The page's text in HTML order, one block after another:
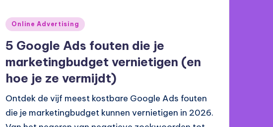
Geplaatst
Online Advertising
5 Google Ads fouten die je
marketingbudget vernietigen (en
hoe je ze vermijdt)
Ontdek de vijf meest kostbare Google Ads fouten
die je marketingbudget kunnen vernietigen in 2026.